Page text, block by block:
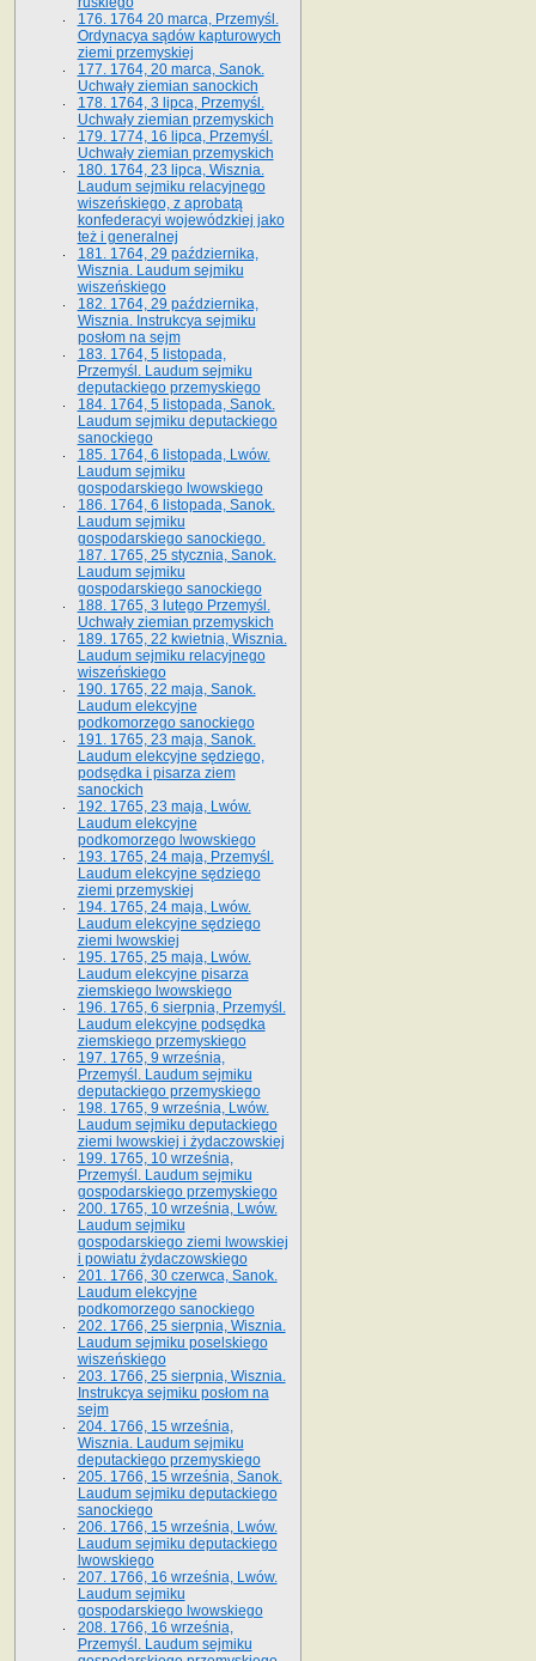
176. 1764 20 marca, Przemyśl.
Ordynacya sądów kapturowych
ziemi przemyskiej
177. 1764, 20 marca, Sanok.
Uchwały ziemian sanockich
178. 1764, 3 lipca, Przemyśl.
Uchwały ziemian przemyskich
179. 1774, 16 lipca, Przemyśl.
Uchwały ziemian przemyskich
180. 1764, 23 lipca, Wisznia.
Laudum sejmiku relacyjnego
wiszeńskiego, z aprobatą
konfederacyi wojewódzkiej jako
też i generalnej
181. 1764, 29 października,
Wisznia. Laudum sejmiku
wiszeńskiego
182. 1764, 29 października,
Wisznia. Instrukcya sejmiku
posłom na sejm
183. 1764, 5 listopada,
Przemyśl. Laudum sejmiku
deputackiego przemyskiego
184. 1764, 5 listopada, Sanok.
Laudum sejmiku deputackiego
sanockiego
185. 1764, 6 listopada, Lwów.
Laudum sejmiku
gospodarskiego lwowskiego
186. 1764, 6 listopada, Sanok.
Laudum sejmiku
gospodarskiego sanockiego.
187. 1765, 25 stycznia, Sanok.
Laudum sejmiku
gospodarskiego sanockiego
188. 1765, 3 lutego Przemyśl.
Uchwały ziemian przemyskich
189. 1765, 22 kwietnia, Wisznia.
Laudum sejmiku relacyjnego
wiszeńskiego
190. 1765, 22 maja, Sanok.
Laudum elekcyjne
podkomorzego sanockiego
191. 1765, 23 maja, Sanok.
Laudum elekcyjne sędziego,
podsędka i pisarza ziem
sanockich
192. 1765, 23 maja, Lwów.
Laudum elekcyjne
podkomorzego lwowskiego
193. 1765, 24 maja, Przemyśl.
Laudum elekcyjne sędziego
ziemi przemyskiej
194. 1765, 24 maja, Lwów.
Laudum elekcyjne sędziego
ziemi lwowskiej
195. 1765, 25 maja, Lwów.
Laudum elekcyjne pisarza
ziemskiego lwowskiego
196. 1765, 6 sierpnia, Przemyśl.
Laudum elekcyjne podsędka
ziemskiego przemyskiego
197. 1765, 9 września,
Przemyśl. Laudum sejmiku
deputackiego przemyskiego
198. 1765, 9 września, Lwów.
Laudum sejmiku deputackiego
ziemi lwowskiej i żydaczowskiej
199. 1765, 10 września,
Przemyśl. Laudum sejmiku
gospodarskiego przemyskiego
200. 1765, 10 września, Lwów.
Laudum sejmiku
gospodarskiego ziemi lwowskiej
i powiatu żydaczowskiego
201. 1766, 30 czerwca, Sanok.
Laudum elekcyjne
podkomorzego sanockiego
202. 1766, 25 sierpnia, Wisznia.
Laudum sejmiku poselskiego
wiszeńskiego
203. 1766, 25 sierpnia, Wisznia.
Instrukcya sejmiku posłom na
sejm
204. 1766, 15 września,
Wisznia. Laudum sejmiku
deputackiego przemyskiego
205. 1766, 15 września, Sanok.
Laudum sejmiku deputackiego
sanockiego
206. 1766, 15 września, Lwów.
Laudum sejmiku deputackiego
lwowskiego
207. 1766, 16 września, Lwów.
Laudum sejmiku
gospodarskiego lwowskiego
208. 1766, 16 września,
Przemyśl. Laudum sejmiku